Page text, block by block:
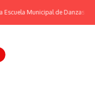
Municipal de Danzas “El